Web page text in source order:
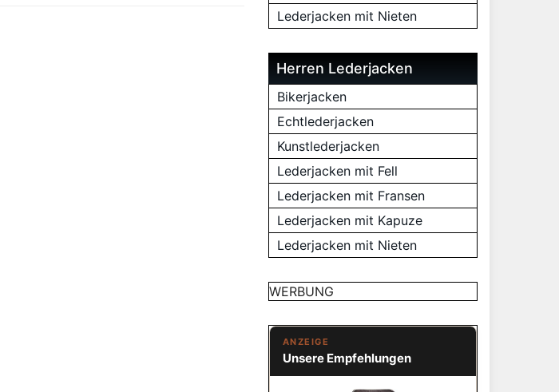
Lederjacken mit Nieten
Herren Lederjacken
Bikerjacken
Echtlederjacken
Kunstlederjacken
Lederjacken mit Fell
Lederjacken mit Fransen
Lederjacken mit Kapuze
Lederjacken mit Nieten
WERBUNG
ANZEIGE
Unsere Empfehlungen